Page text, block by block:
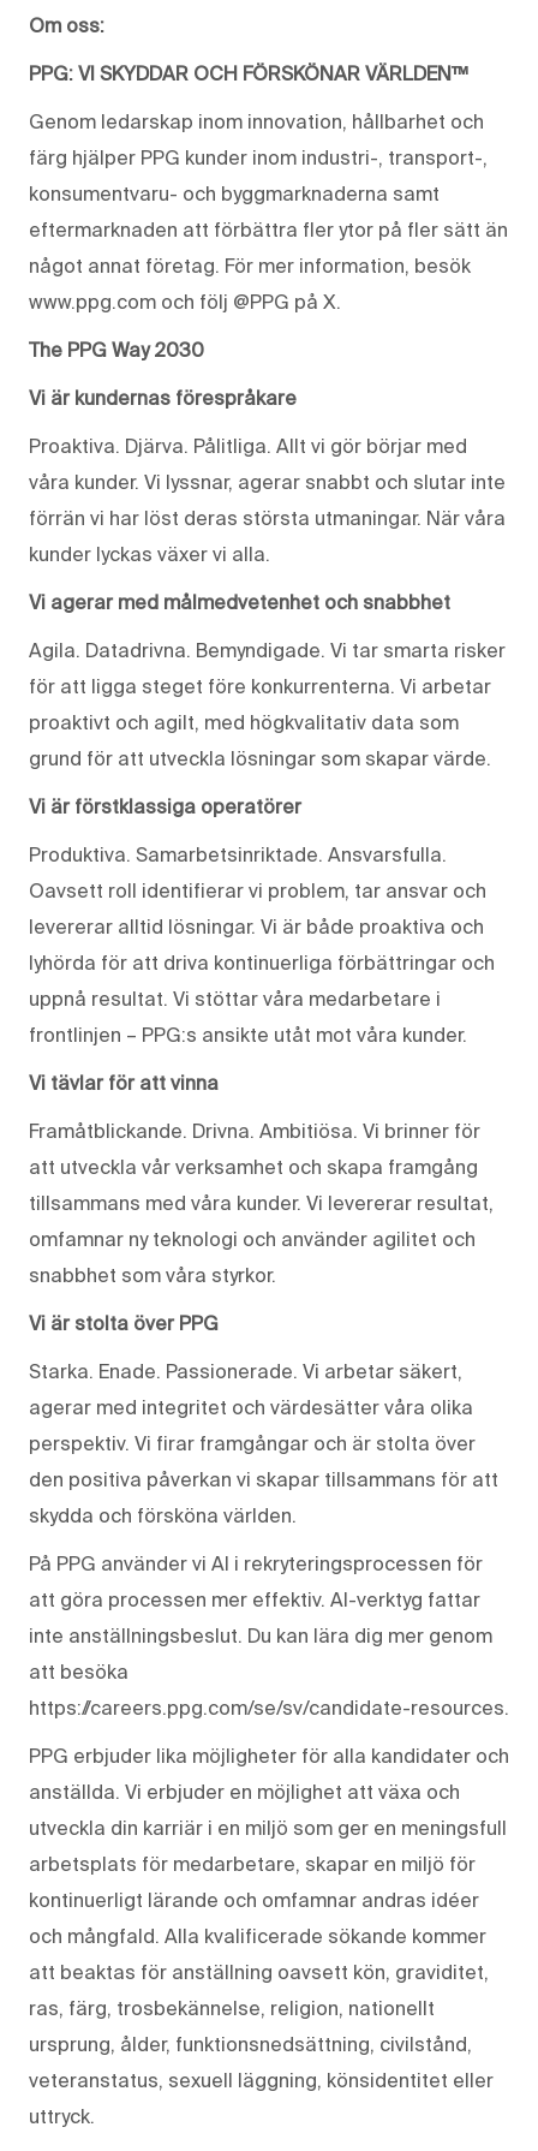
Om oss:
PPG: VI SKYDDAR OCH FÖRSKÖNAR VÄRLDEN™
Genom ledarskap inom innovation, hållbarhet och
färg hjälper PPG kunder inom industri-, transport-,
konsumentvaru- och byggmarknaderna samt
eftermarknaden att förbättra fler ytor på fler sätt än
något annat företag. För mer information, besök
www.ppg.com och följ @PPG på X.
The PPG Way 2030
Vi är kundernas förespråkare
Proaktiva. Djärva. Pålitliga. Allt vi gör börjar med
våra kunder. Vi lyssnar, agerar snabbt och slutar inte
förrän vi har löst deras största utmaningar. När våra
kunder lyckas växer vi alla.
Vi agerar med målmedvetenhet och snabbhet
Agila. Datadrivna. Bemyndigade. Vi tar smarta risker
för att ligga steget före konkurrenterna. Vi arbetar
proaktivt och agilt, med högkvalitativ data som
grund för att utveckla lösningar som skapar värde.
Vi är förstklassiga operatörer
Produktiva. Samarbetsinriktade. Ansvarsfulla.
Oavsett roll identifierar vi problem, tar ansvar och
levererar alltid lösningar. Vi är både proaktiva och
lyhörda för att driva kontinuerliga förbättringar och
uppnå resultat. Vi stöttar våra medarbetare i
frontlinjen – PPG:s ansikte utåt mot våra kunder.
Vi tävlar för att vinna
Framåtblickande. Drivna. Ambitiösa. Vi brinner för
att utveckla vår verksamhet och skapa framgång
tillsammans med våra kunder. Vi levererar resultat,
omfamnar ny teknologi och använder agilitet och
snabbhet som våra styrkor.
Vi är stolta över PPG
Starka. Enade. Passionerade. Vi arbetar säkert,
agerar med integritet och värdesätter våra olika
perspektiv. Vi firar framgångar och är stolta över
den positiva påverkan vi skapar tillsammans för att
skydda och försköna världen.
På PPG använder vi AI i rekryteringsprocessen för
att göra processen mer effektiv. AI-verktyg fattar
inte anställningsbeslut. Du kan lära dig mer genom
att besöka
https://careers.ppg.com/se/sv/candidate-resources.
PPG erbjuder lika möjligheter för alla kandidater och
anställda. Vi erbjuder en möjlighet att växa och
utveckla din karriär i en miljö som ger en meningsfull
arbetsplats för medarbetare, skapar en miljö för
kontinuerligt lärande och omfamnar andras idéer
och mångfald. Alla kvalificerade sökande kommer
att beaktas för anställning oavsett kön, graviditet,
ras, färg, trosbekännelse, religion, nationellt
ursprung, ålder, funktionsnedsättning, civilstånd,
veteranstatus, sexuell läggning, könsidentitet eller
uttryck.